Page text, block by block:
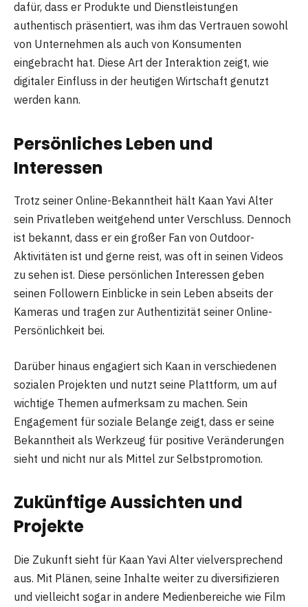
dafür, dass er Produkte und Dienstleistungen
authentisch präsentiert, was ihm das Vertrauen sowohl
von Unternehmen als auch von Konsumenten
eingebracht hat. Diese Art der Interaktion zeigt, wie
digitaler Einfluss in der heutigen Wirtschaft genutzt
werden kann.
Persönliches Leben und
Interessen
Trotz seiner Online-Bekanntheit hält Kaan Yavi Alter
sein Privatleben weitgehend unter Verschluss. Dennoch
ist bekannt, dass er ein großer Fan von Outdoor-
Aktivitäten ist und gerne reist, was oft in seinen Videos
zu sehen ist. Diese persönlichen Interessen geben
seinen Followern Einblicke in sein Leben abseits der
Kameras und tragen zur Authentizität seiner Online-
Persönlichkeit bei.
Darüber hinaus engagiert sich Kaan in verschiedenen
sozialen Projekten und nutzt seine Plattform, um auf
wichtige Themen aufmerksam zu machen. Sein
Engagement für soziale Belange zeigt, dass er seine
Bekanntheit als Werkzeug für positive Veränderungen
sieht und nicht nur als Mittel zur Selbstpromotion.
Zukünftige Aussichten und
Projekte
Die Zukunft sieht für Kaan Yavi Alter vielversprechend
aus. Mit Plänen, seine Inhalte weiter zu diversifizieren
und vielleicht sogar in andere Medienbereiche wie Film